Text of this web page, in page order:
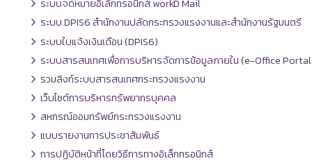
ระบบจดหมายอิเล็กทรอนิกส์ workD Mail
ระบบ DPIS6 สำนักงานปลัดกระทรวงแรงงานและสำนักงานรัฐมนตรี
ระบบใบแจ้งเงินเดือน (DPIS6)
ระบบสารสนเทศเพื่อการบริหารจัดการข้อมูลภายใน (e-Office
รวมลิงก์ระบบสารสนเทศกระทรวงแรงงาน
เว็บไซต์การบริหารทรัพยากรบุคคล
สหกรณ์ออมทรัพย์กระทรวงแรงงาน
แบบรายงานการประชาสัมพันธ์
การปฏิบัติหน้าที่โดยวิธีการทางอิเล็กทรอนิกส์